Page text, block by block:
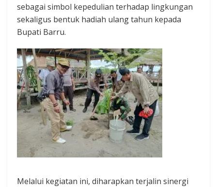
sebagai simbol kepedulian terhadap lingkungan
sekaligus bentuk hadiah ulang tahun kepada
Bupati Barru.
Melalui kegiatan ini, diharapkan terjalin sinergi